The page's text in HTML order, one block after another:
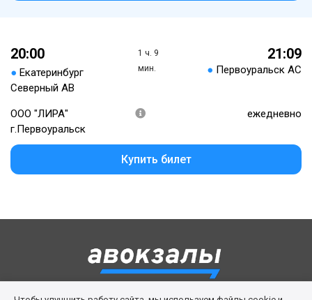
20:00
● Екатеринбург
Северный АВ
1 ч. 9
мин.
21:09
● Первоуральск АС
ООО "ЛИРА"
г.Первоуральск
ежедневно
Купить билет